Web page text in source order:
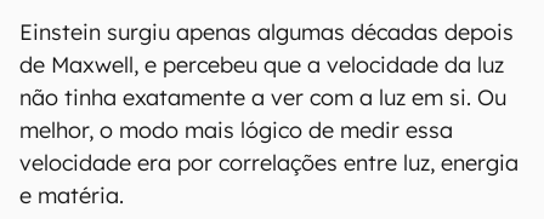
Einstein surgiu apenas algumas décadas depois
de Maxwell, e percebeu que a velocidade da luz
não tinha exatamente a ver com a luz em si. Ou
melhor, o modo mais lógico de medir essa
velocidade era por correlações entre luz, energia
e matéria.